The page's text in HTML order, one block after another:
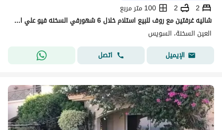
2
2
100 متر مربع
شاليه غرفتين مع روف للبيع استلام خلال 6 شهورفي السخنه فيو علي البحر جاهز للمعاينه و بخصم 30%
العين السخنة، السويس
الإيميل
اتصل